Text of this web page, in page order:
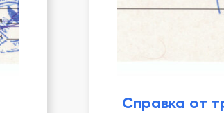
Справка от